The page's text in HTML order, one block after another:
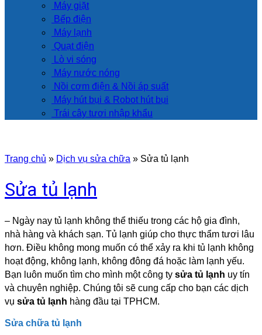
Máy giặt
Bếp điện
Máy lạnh
Quạt điện
Lò vi sóng
Máy nước nóng
Nồi cơm điện & Nồi áp suất
Máy hút bụi & Robot hút bụi
Trái cây tươi nhập khẩu
Trang chủ » Dịch vụ sửa chữa » Sửa tủ lạnh
Sửa tủ lạnh
– Ngày nay tủ lạnh không thể thiếu trong các hộ gia đình,
nhà hàng và khách sạn. Tủ lạnh giúp cho thực thẩm tươi lâu
hơn. Điều không mong muốn có thể xảy ra khi tủ lạnh không
hoạt động, không lạnh, không đông đá hoặc làm lạnh yếu.
Bạn luôn muốn tìm cho mình một công ty sửa tủ lạnh uy tín
và chuyên nghiệp. Chúng tôi sẽ cung cấp cho bạn các dịch
vụ sửa tủ lạnh hàng đầu tại TPHCM.
Sửa chữa tủ lạnh